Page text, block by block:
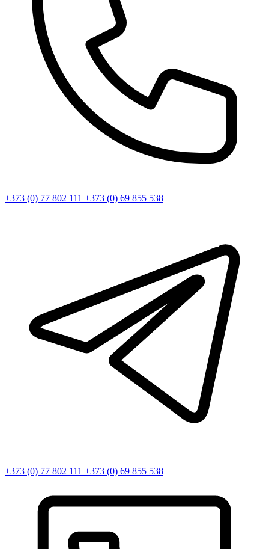
+373 (0) 77 802 111 +373 (0) 69 855 538
+373 (0) 77 802 111 +373 (0) 69 855 538